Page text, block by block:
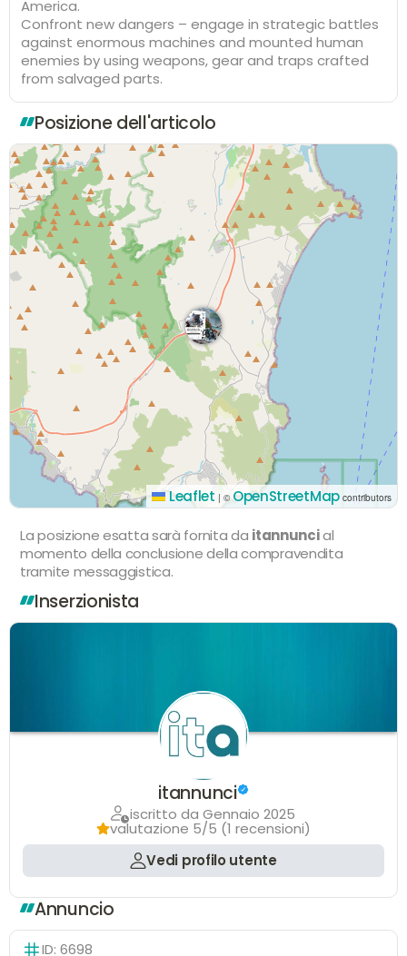
America.
Confront new dangers – engage in strategic battles
against enormous machines and mounted human
enemies by using weapons, gear and traps crafted
from salvaged parts.
Posizione dell'articolo
Leaflet | ©OpenStreetMap contributors
La posizione esatta sarà fornita da itannuncial
momento della conclusione della compravendita
tramite messaggistica.
Inserzionista
itannunci
iscritto da Gennaio 2025
valutazione 5/5 (1 recensioni)
Vedi profilo utente
Annuncio
ID: 6698